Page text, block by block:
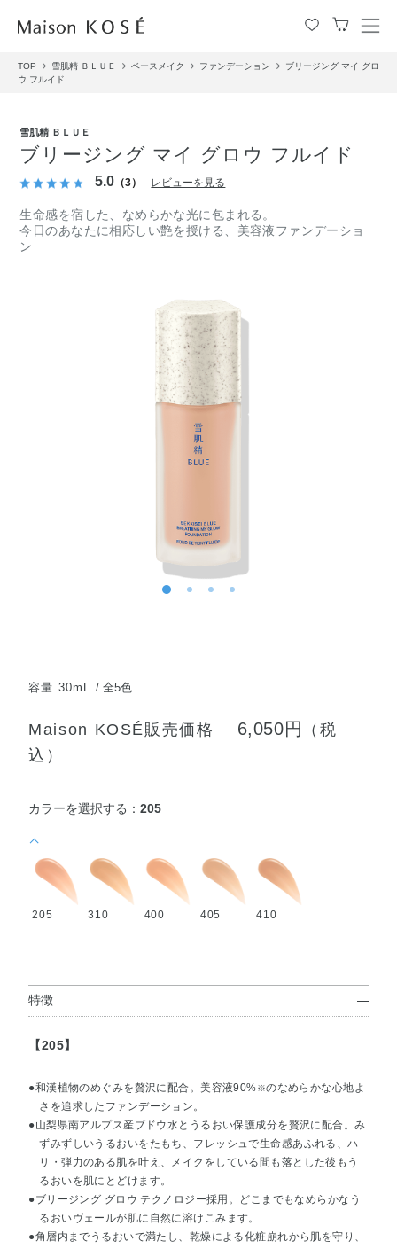
メ
ュ
TOP 雪肌精 ＢＬＵＥ ベースメイク ファンデーション
ブリージング マイ グロ
ウ フルイド
雪肌精 ＢＬＵＥ
ブリージング マイ グロウ フルイド
5.0 （3） レビューを見る
生命感を宿した、なめらかな光に包まれる。
今日のあなたに相応しい艶を授ける、美容液ファンデーショ
ン
容量 30mL 全5色
Maison KOSÉ販売価格 6,050円
（税
込）
カラーを選択する：205
205 310 400 405 410
特徴
【205】
●和漢植物のめぐみを贅沢に配合。美容液90%※のなめらかな心地よ
さを追求したファンデーション。
●山梨県南アルプス産ブドウ水とうるおい保護成分を贅沢に配合。み
ずみずしいうるおいをたもち、フレッシュで生命感あふれる、ハ
リ・弾力のある肌を叶え、メイクをしている間も落とした後もう
るおいを肌にとどけます。
●ブリージング グロウ テクノロジー採用。どこまでもなめらかなう
るおいヴェールが肌に自然に溶けこみます。
●角層内までうるおいで満たし、乾燥による化粧崩れから肌を守り、